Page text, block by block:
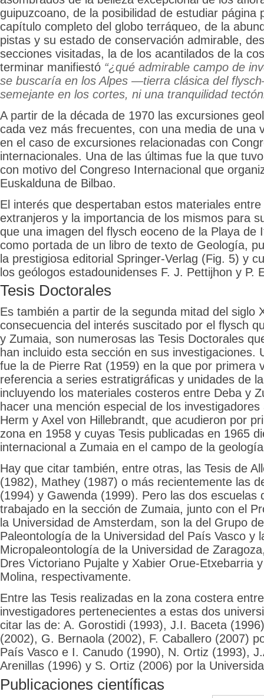
guipuzcoano, de la posibilidad de estudiar página
capítulo completo del globo terráqueo, de la
pistas y su estado de conservación admirable,
secciones visitadas, la de los acantilados de la
terminar manifiestó “¿qué admirable campo de
se buscaría en los Alpes —tierra clásica del
semejante en los cortes, ni una tranquilidad
A partir de la década de 1970 las excursiones
cada vez más frecuentes, con una media de una
en el caso de excursiones relacionadas con
internacionales. Una de las últimas fue la que
con motivo del Congreso Internacional que
Euskalduna de Bilbao.
El interés que despertaban estos materiales
extranjeros y la importancia de los mismos para
que una imagen del flysch eoceno de la Playa de
como portada de un libro de texto de Geología,
la prestigiosa editorial Springer-Verlag (Fig. 5) y
los geólogos estadounidenses F. J. Pettijhon y P.
Tesis Doctorales
Es también a partir de la segunda mitad del siglo
consecuencia del interés suscitado por el flysch
y Zumaia, son numerosas las Tesis Doctorales
han incluido esta sección en sus investigaciones.
fue la de Pierre Rat (1959) en la que por primera
referencia a series estratigráficas y unidades de
incluyendo los materiales costeros entre Deba y
hacer una mención especial de los
Herm y Axel von Hillebrandt, que acudieron por
zona en 1958 y cuyas Tesis publicadas en 1965
internacional a Zumaia en el campo de la
Hay que citar también, entre otras, las Tesis de
(1982), Mathey (1987) o más recientemente las
(1994) y Gawenda (1999). Pero las dos escuelas
trabajado en la sección de Zumaia, junto con el
la Universidad de Amsterdam, son la del Grupo
Paleontología de la Universidad del País Vasco y
Micropaleontología de la Universidad de
Dres Victoriano Pujalte y Xabier Orue-Etxebarria
Molina, respectivamente.
Entre las Tesis realizadas en la zona costera
investigadores pertenecientes a estas dos
citar las de: A. Gorostidi (1993), J.I. Baceta
(2002), G. Bernaola (2002), F. Caballero (2007)
País Vasco e I. Canudo (1990), N. Ortiz (1993),
Arenillas (1996) y S. Ortiz (2006) por la
Publicaciones científicas